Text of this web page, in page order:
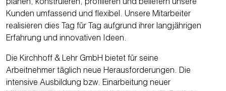
planen, konstruieren, profilieren und beliefern unsere
Kunden umfassend und flexibel. Unsere Mitarbeiter
realisieren dies Tag für Tag aufgrund ihrer langjährigen
Erfahrung und innovativen Ideen.
Die Kirchhoff & Lehr GmbH bietet für seine
Arbeitnehmer täglich neue Herausforderungen. Die
intensive Ausbildung bzw. Einarbeitung neuer